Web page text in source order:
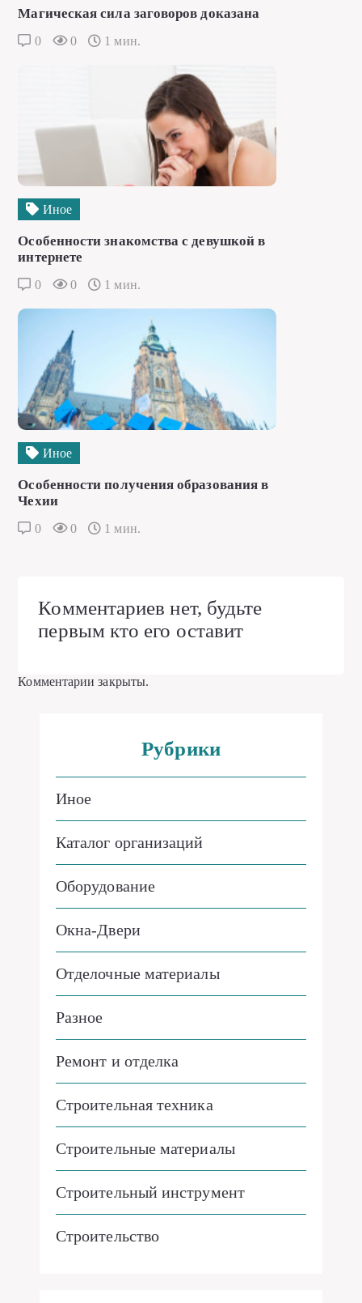
Магическая сила заговоров доказана
0 0 1 мин.
Иное
Особенности знакомства с девушкой в
интернете
0 0 1 мин.
Иное
Особенности получения образования в
Чехии
0 0 1 мин.
Комментариев нет, будьте
первым кто его оставит
Комментарии закрыты.
Рубрики
Иное
Каталог организаций
Оборудование
Окна-Двери
Отделочные материалы
Разное
Ремонт и отделка
Строительная техника
Строительные материалы
Строительный инструмент
Строительство